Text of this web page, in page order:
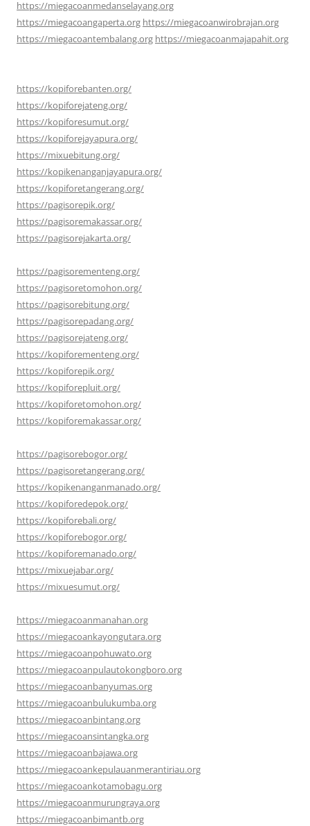
https://miegacoanmedanselayang.org
https://miegacoangaperta.org https://miegacoanwirobrajan.org
https://miegacoantembalang.org https://miegacoanmajapahit.org
https://kopiforebanten.org/
https://kopiforejateng.org/
https://kopiforesumut.org/
https://kopiforejayapura.org/
https://mixuebitung.org/
https://kopikenanganjayapura.org/
https://kopiforetangerang.org/
https://pagisorepik.org/
https://pagisoremakassar.org/
https://pagisorejakarta.org/
https://pagisorementeng.org/
https://pagisoretomohon.org/
https://pagisorebitung.org/
https://pagisorepadang.org/
https://pagisorejateng.org/
https://kopiforementeng.org/
https://kopiforepik.org/
https://kopiforepluit.org/
https://kopiforetomohon.org/
https://kopiforemakassar.org/
https://pagisorebogor.org/
https://pagisoretangerang.org/
https://kopikenanganmanado.org/
https://kopiforedepok.org/
https://kopiforebali.org/
https://kopiforebogor.org/
https://kopiforemanado.org/
https://mixuejabar.org/
https://mixuesumut.org/
https://miegacoanmanahan.org
https://miegacoankayongutara.org
https://miegacoanpohuwato.org
https://miegacoanpulautokongboro.org
https://miegacoanbanyumas.org
https://miegacoanbulukumba.org
https://miegacoanbintang.org
https://miegacoansintangka.org
https://miegacoanbajawa.org
https://miegacoankepulauanmerantiriau.org
https://miegacoankotamobagu.org
https://miegacoanmurungraya.org
https://miegacoanbimantb.org